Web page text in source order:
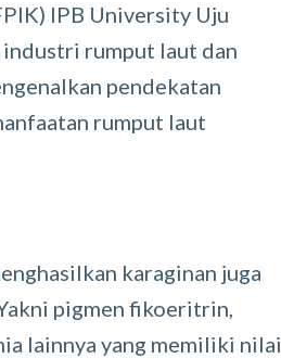
IPB University Uju
rumput laut dan
pendekatan
rumput laut
karaginan juga
pigmen fikoeritrin,
lainnya yang memiliki nilai